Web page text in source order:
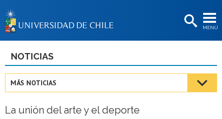
MENÚ
BIBLIOTECAS
Estudiantes
Académicas/os
NOTICIAS
MÁS NOTICIAS
La unión del arte y el deporte